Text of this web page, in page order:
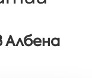
Албена